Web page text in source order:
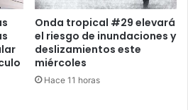
Onda tropical #29 elevará
el riesgo de inundaciones y
deslizamientos este
miércoles
Hace 11 horas